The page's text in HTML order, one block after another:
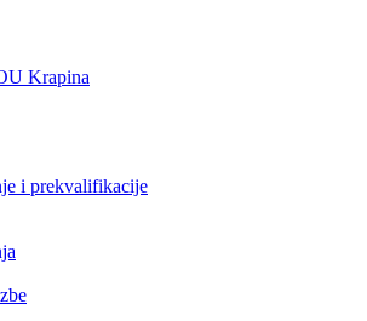
Krapina
i prekvalifikacije